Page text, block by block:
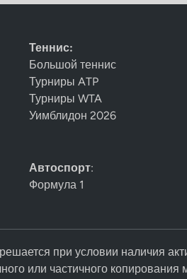
Теннис:
Большой теннис
Турниры ATP
Турниры WTA
Уимблидон 2026
Автоспорт:
Формула 1
при условии наличия
или частичного копирования